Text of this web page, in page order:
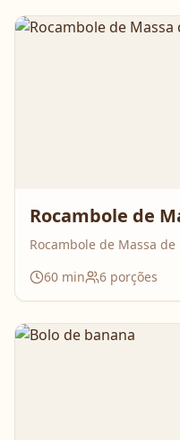
impossível de resistir 💛
Rocambole de
Rocambole de Massa de
60 min 6 porções